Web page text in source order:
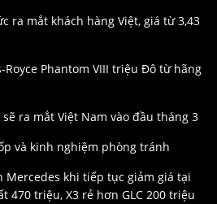
ra mắt khách hàng Việt, giá từ 3,43
Phantom VIII triệu Đô từ hãng
sẽ ra mắt Việt Nam vào đầu tháng 3
và kinh nghiệm phòng tránh
Mercedes khi tiếp tục giảm giá tại
470 triệu, X3 rẻ hơn GLC 200 triệu